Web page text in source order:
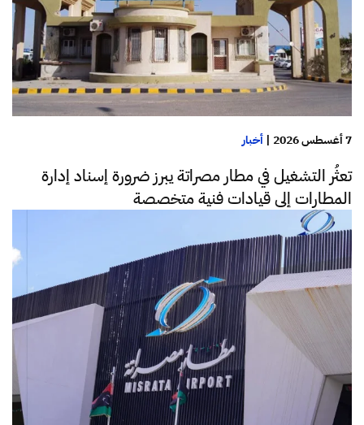
7 أغسطس 2026 | أخبار
تعثُر التشغيل في مطار مصراتة يبرز ضرورة إسناد إدارة
المطارات إلى قيادات فنية متخصصة